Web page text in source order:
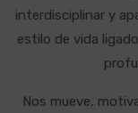
interdisciplinar y
estilo de vida
Nos mueve,